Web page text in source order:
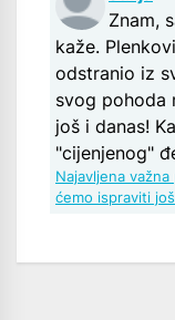
Znam,
kaže.
odstranio iz
svog pohoda
još i danas!
"cijenjenog"
Najavljena
ćemo ispraviti